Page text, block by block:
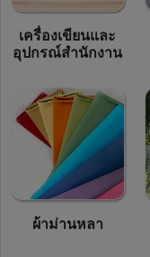
เครื่องเขียนและ
อุปกรณ์สำนักงาน
ผ้าม่านหลา